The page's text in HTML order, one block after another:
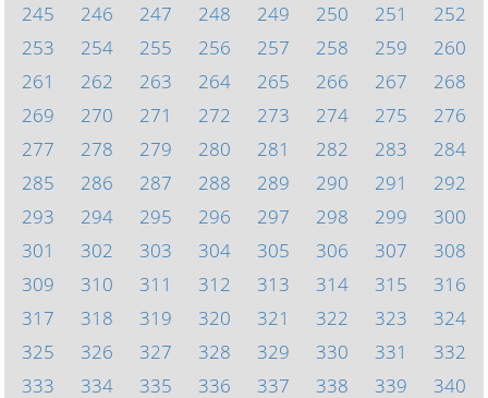
245
246 247 248 249 250 251
252
253
254 255 256 257 258 259
260
261
262 263 264 265 266 267
268
269
270 271 272 273 274 275
276
277
278 279 280 281 282 283
284
285
286 287 288 289 290 291
292
293
294 295 296 297 298 299
300
301
302 303 304 305 306 307
308
309
310 311 312 313 314 315
316
317
318 319 320 321 322 323
324
325
326 327 328 329 330 331
332
333
334 335 336 337 338 339 340